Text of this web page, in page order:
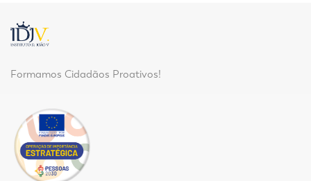
Formamos Cidadãos Proativos!